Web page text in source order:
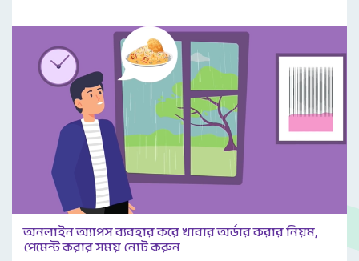
অনলাইন অ্যাপস ব্যবহার করে খাবার অর্ডার করার নিয়ম,
পেমেন্ট করার সময় নোট করুন